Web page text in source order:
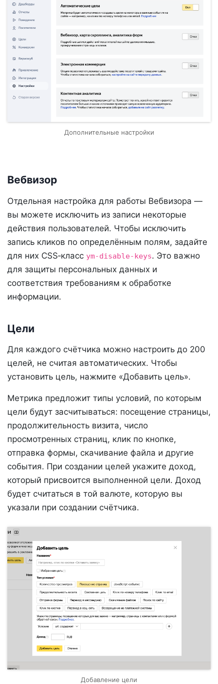
Дополнительные настройки
Вебвизор
Отдельная настройка для работы Вебвизора —
вы можете исключить из записи некоторые
действия пользователей. Чтобы исключить
запись кликов по определённым полям, задайте
для них CSS‑класс ym-disable-keys. Это важно
для защиты персональных данных и
соответствия требованиям к обработке
информации.
Цели
Для каждого счётчика можно настроить до 200
целей, не считая автоматических. Чтобы
установить цель, нажмите «Добавить цель».
Метрика предложит типы условий, по которым
цели будут засчитываться: посещение страницы,
продолжительность визита, число
просмотренных страниц, клик по кнопке,
отправка формы, скачивание файла и другие
события. При создании целей укажите доход,
который присвоится выполненной цели. Доход
будет считаться в той валюте, которую вы
указали при создании счётчика.
Добавление цели